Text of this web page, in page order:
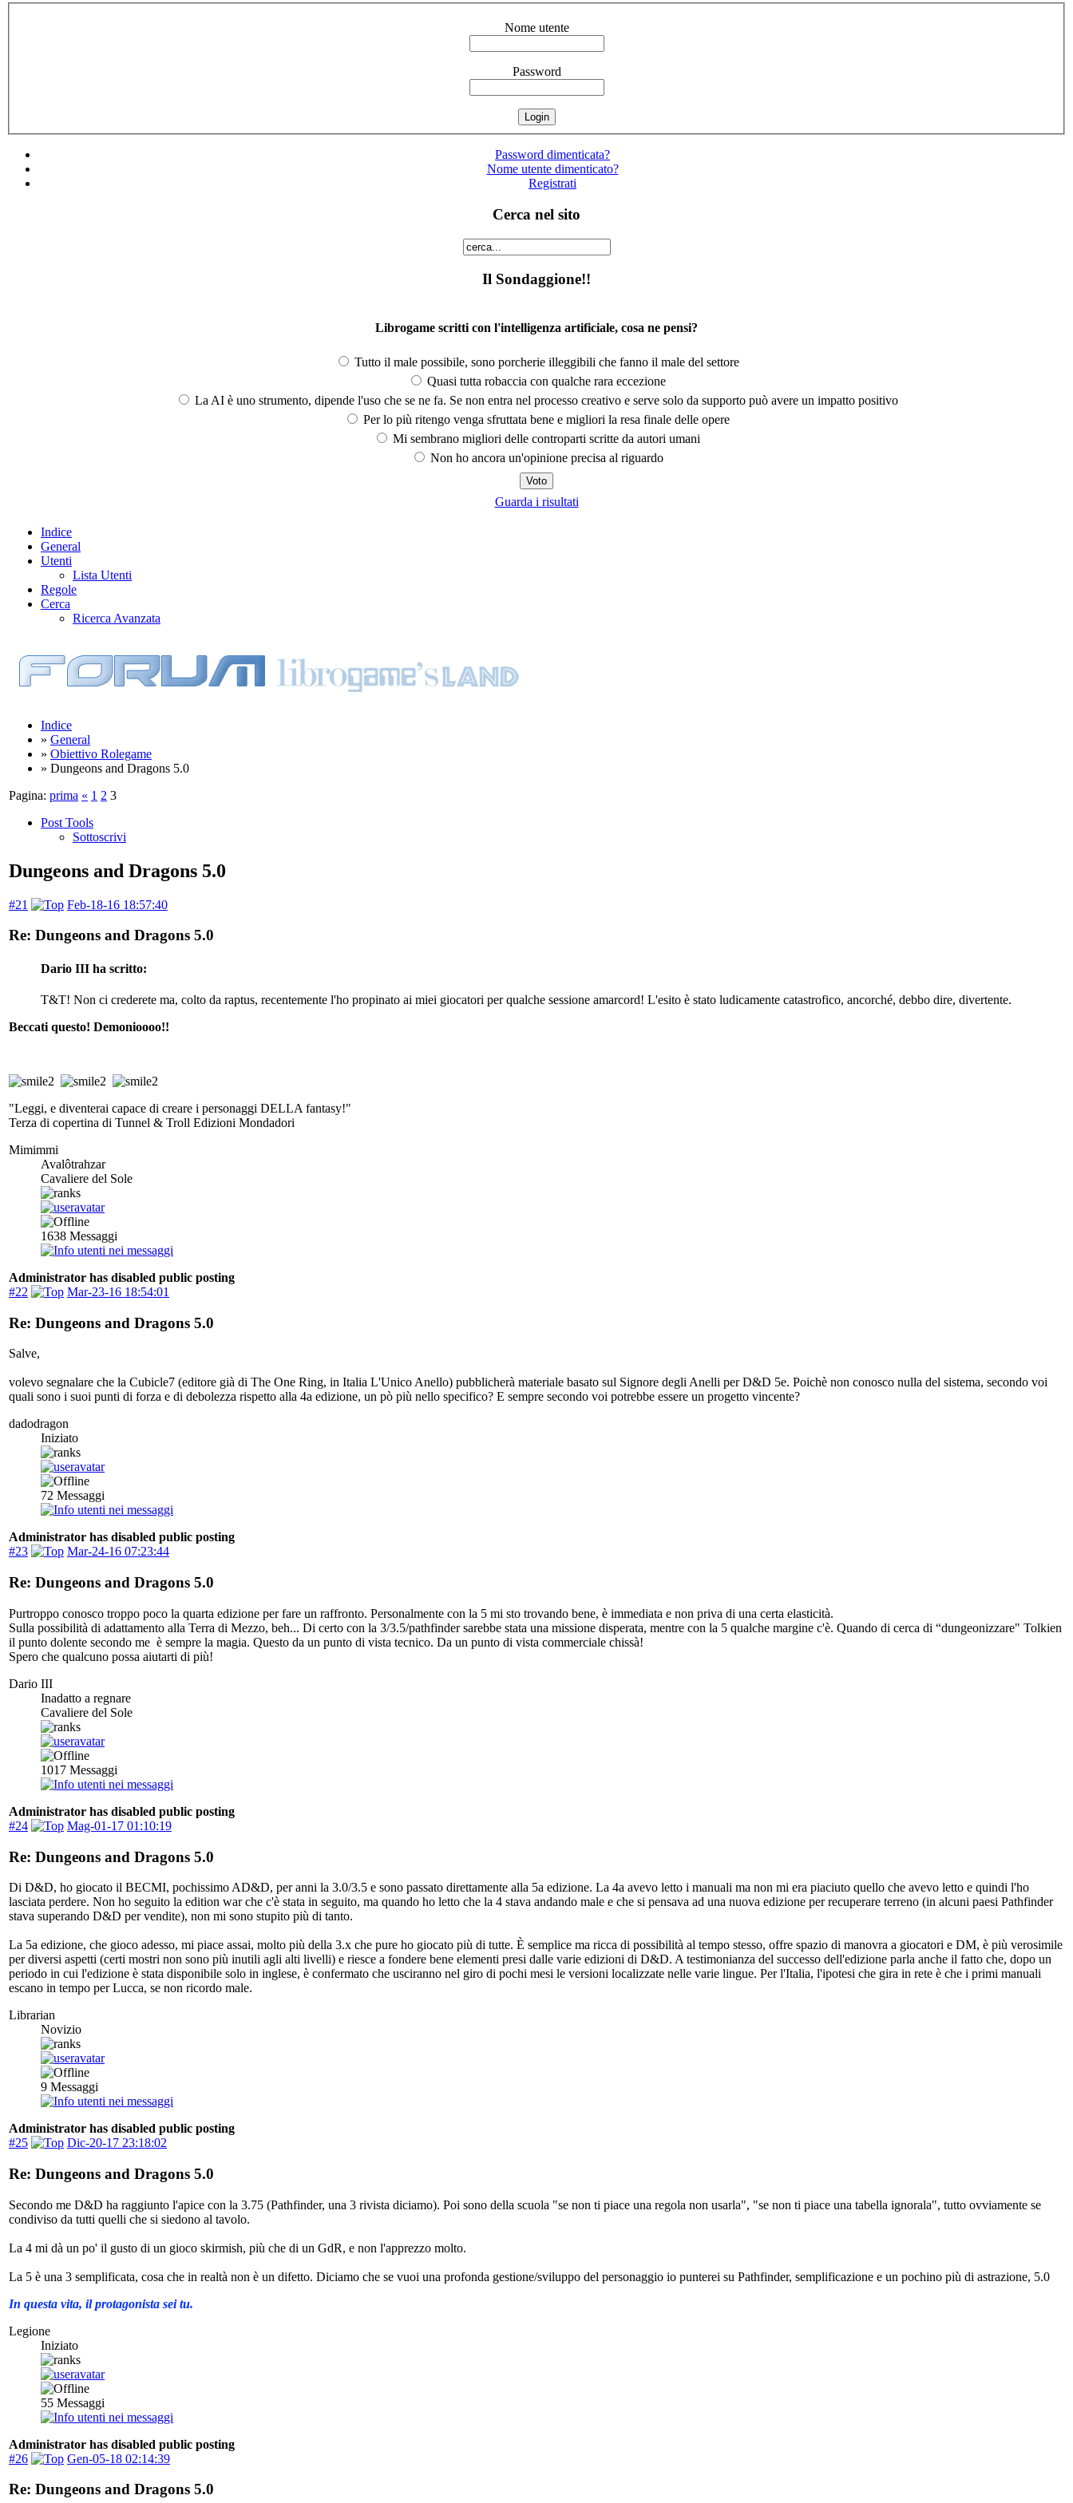
Nome utente
Password
Password dimenticata?
Nome utente dimenticato?
Registrati
Cerca nel sito
Il Sondaggione!!
Librogame scritti con l'intelligenza artificiale, cosa ne pensi?
Tutto il male possibile, sono porcherie illeggibili che fanno il male del settore
Quasi tutta robaccia con qualche rara eccezione
La AI è uno strumento, dipende l'uso che se ne fa. Se non entra nel processo creativo e serve solo da supporto può avere un impatto positivo
Per lo più ritengo venga sfruttata bene e migliori la resa finale delle opere
Mi sembrano migliori delle controparti scritte da autori umani
Non ho ancora un'opinione precisa al riguardo
Guarda i risultati
Indice
General
Utenti
Lista Utenti
Regole
Cerca
Ricerca Avanzata
Indice
» General
» Obiettivo Rolegame
» Dungeons and Dragons 5.0
Pagina: prima « 1 2 3
Post Tools
Sottoscrivi
Dungeons and Dragons 5.0
#21 Feb-18-16 18:57:40
Re: Dungeons and Dragons 5.0
Dario III ha scritto:
T&T! Non ci crederete ma, colto da raptus, recentemente l'ho propinato ai miei giocatori per qualche sessione amarcord! L'esito è stato ludicamente catastrofico, ancorché, debbo dire, divertente.
Beccati questo! Demonioooo!!
"Leggi, e diventerai capace di creare i personaggi DELLA fantasy!"
Terza di copertina di Tunnel & Troll Edizioni Mondadori
Mimimmi
Avalôtrahzar
Cavaliere del Sole
1638 Messaggi
Administrator has disabled public posting
#22
Mar-23-16 18:54:01
Re: Dungeons and Dragons 5.0
Salve,
volevo segnalare che la Cubicle7 (editore già di The One Ring, in Italia L'Unico Anello) pubblicherà materiale basato sul Signore degli Anelli per D&D 5e. Poichè non conosco nulla del sistema, secondo voi
quali sono i suoi punti di forza e di debolezza rispetto alla 4a edizione, un pò più nello specifico? E sempre secondo voi potrebbe essere un progetto vincente?
dadodragon
Iniziato
72 Messaggi
Administrator has disabled public posting
#23
Mar-24-16 07:23:44
Re: Dungeons and Dragons 5.0
Purtroppo conosco troppo poco la quarta edizione per fare un raffronto. Personalmente con la 5 mi sto trovando bene, è immediata e non priva di una certa elasticità.
Sulla possibilità di adattamento alla Terra di Mezzo, beh... Di certo con la 3/3.5/pathfinder sarebbe stata una missione disperata, mentre con la 5 qualche margine c'è. Quando di cerca di “dungeonizzare" Tolkien
il punto dolente secondo me è sempre la magia. Questo da un punto di vista tecnico. Da un punto di vista commerciale chissà!
Spero che qualcuno possa aiutarti di più!
Dario III
Inadatto a regnare
Cavaliere del Sole
1017 Messaggi
Administrator has disabled public posting
#24
Mag-01-17 01:10:19
Re: Dungeons and Dragons 5.0
Di D&D, ho giocato il BECMI, pochissimo AD&D, per anni la 3.0/3.5 e sono passato direttamente alla 5a edizione. La 4a avevo letto i manuali ma non mi era piaciuto quello che avevo letto e quindi l'ho
lasciata perdere. Non ho seguito la edition war che c'è stata in seguito, ma quando ho letto che la 4 stava andando male e che si pensava ad una nuova edizione per recuperare terreno (in alcuni paesi Pathfinder
stava superando D&D per vendite), non mi sono stupito più di tanto.
La 5a edizione, che gioco adesso, mi piace assai, molto più della 3.x che pure ho giocato più di tutte. È semplice ma ricca di possibilità al tempo stesso, offre spazio di manovra a giocatori e DM, è più verosimile
per diversi aspetti (certi mostri non sono più inutili agli alti livelli) e riesce a fondere bene elementi presi dalle varie edizioni di D&D. A testimonianza del successo dell'edizione parla anche il fatto che, dopo un
periodo in cui l'edizione è stata disponibile solo in inglese, è confermato che usciranno nel giro di pochi mesi le versioni localizzate nelle varie lingue. Per l'Italia, l'ipotesi che gira in rete è che i primi manuali
escano in tempo per Lucca, se non ricordo male.
Librarian
Novizio
9 Messaggi
Administrator has disabled public posting
#25
Dic-20-17 23:18:02
Re: Dungeons and Dragons 5.0
Secondo me D&D ha raggiunto l'apice con la 3.75 (Pathfinder, una 3 rivista diciamo). Poi sono della scuola "se non ti piace una regola non usarla", "se non ti piace una tabella ignorala", tutto ovviamente se
condiviso da tutti quelli che si siedono al tavolo.
La 4 mi dà un po' il gusto di un gioco skirmish, più che di un GdR, e non l'apprezzo molto.
La 5 è una 3 semplificata, cosa che in realtà non è un difetto. Diciamo che se vuoi una profonda gestione/sviluppo del personaggio io punterei su Pathfinder, semplificazione e un pochino più di astrazione, 5.0
In questa vita, il protagonista sei tu.
Legione
Iniziato
55 Messaggi
Administrator has disabled public posting
#26
Gen-05-18 02:14:39
Re: Dungeons and Dragons 5.0